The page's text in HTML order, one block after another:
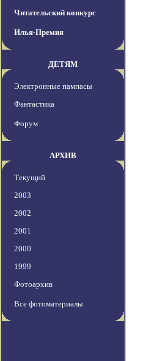
Читательский конкурс
Илья-Премия
ДЕТЯМ
Электронные пампасы
Фантастика
Форум
АРХИВ
Текущий
2003
2002
2001
2000
1999
Фотоархив
Все фотоматериалы